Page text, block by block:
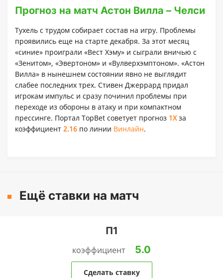
Прогноз на матч Астон Вилла – Челси
Тухель с трудом собирает состав на игру. Проблемы
проявились еще на старте декабря. За этот месяц
«синие» проиграли «Вест Хэму» и сыграли вничью с
«Зенитом», «Эвертоном» и «Вулверхэмптоном». «Астон
Вилла» в нынешнем состоянии явно не выглядит
слабее последних трех. Стивен Джеррард придал
игрокам импульс и сразу починил проблемы при
переходе из обороны в атаку и при компактном
прессинге. Портал TopBet советует прогноз 1Xза
коэффициент 2.16 по линии Винлайн.
Ещё ставки на матч
П1
коэффициент 5.0
Сделать ставку